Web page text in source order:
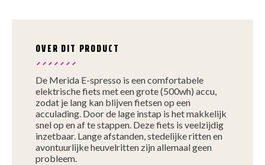
OVER DIT PRODUCT
De Merida E-spresso is een comfortabele
elektrische fiets met een grote (500wh) accu,
zodat je lang kan blijven fietsen op een
acculading. Door de lage instap is het makkelijk
snel op en af te stappen. Deze fiets is veelzijdig
inzetbaar. Lange afstanden, stedelijke ritten en
avontuurlijke heuvelritten zijn allemaal geen
probleem.